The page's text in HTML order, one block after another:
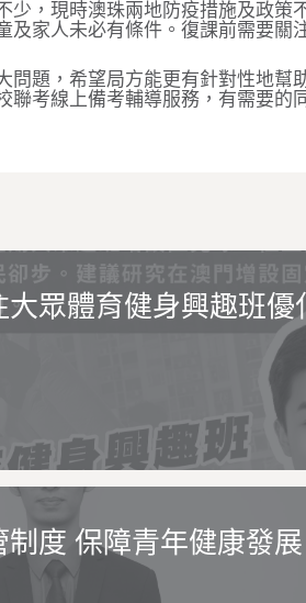
少，現時澳珠兩地防疫措施及政策
及家人未必有條件。復課前需要關
問題，希望局方能更有針對性地幫
聯考線上備考輔導服務，有需要的
大眾體育健身興趣班優
度 保障青年健康發展